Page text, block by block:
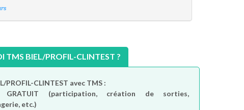
TMS BIEL/PROFIL-CLINTEST ?
PROFIL-CLINTEST avec TMS :
GRATUIT (participation, création de sorties,
etc.)